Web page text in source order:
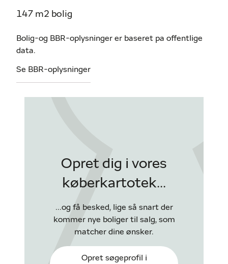
147 m2 bolig
Bolig-og BBR-oplysninger er baseret pa offentlige
data.
Se BBR-oplysninger
Opret dig i vores
køberkartotek...
...og få besked, lige så snart der
kommer nye boliger til salg, som
matcher dine ønsker.
Opret søgeprofil i